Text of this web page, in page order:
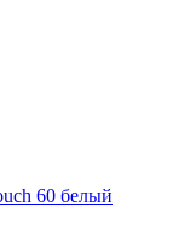
60 белый